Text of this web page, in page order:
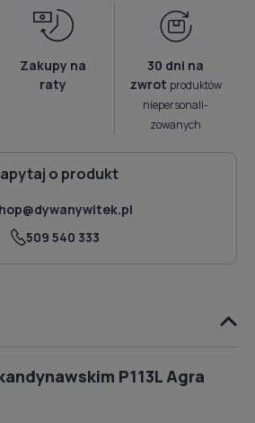
Zakupy na
raty
30 dni na
zwrot produktów
niepersonali­
zowanych
o produkt
509 540 333
P113L Agra